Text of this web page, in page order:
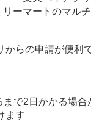
リーマートのマル
らの申請が便利で
で2日かかる場合
ます